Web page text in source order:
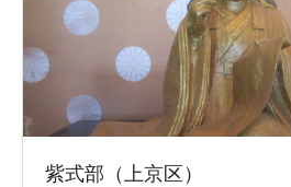
紫式部（上京区）